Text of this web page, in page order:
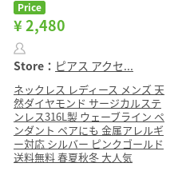
Price
¥ 2,480
Store： ピアス アクセ...
ネックレス レディース メンズ 天
然ダイヤモンド サージカルステ
ンレス316L製 ウェーブライン ペ
ンダント ペアにも 金属アレルギ
ー対応 シルバー ピンクゴールド
送料無料 春夏秋冬 大人気